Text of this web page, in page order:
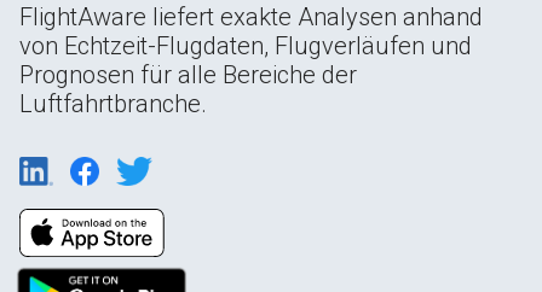
FlightAware liefert exakte Analysen anhand
von Echtzeit-Flugdaten, Flugverläufen und
Prognosen für alle Bereiche der
Luftfahrtbranche.